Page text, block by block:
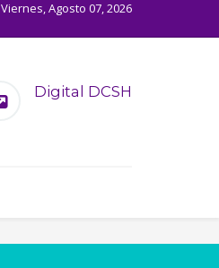
Viernes, Agosto 07, 2026
Digital DCSH